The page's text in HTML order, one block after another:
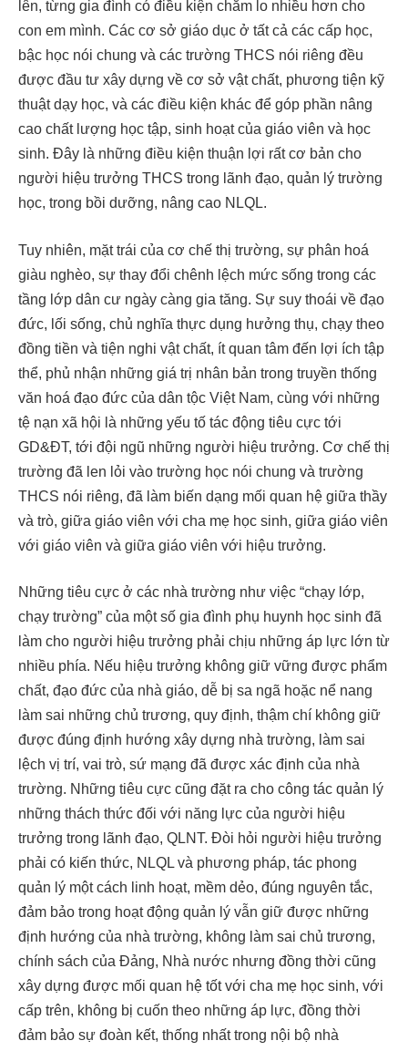
lên, từng gia đình có điều kiện chăm lo nhiều hơn cho
con em mình. Các cơ sở giáo dục ở tất cả các cấp học,
bậc học nói chung và các trường THCS nói riêng đều
được đầu tư xây dựng về cơ sở vật chất, phương tiện kỹ
thuật dạy học, và các điều kiện khác để góp phần nâng
cao chất lượng học tập, sinh hoạt của giáo viên và học
sinh. Đây là những điều kiện thuận lợi rất cơ bản cho
người hiệu trưởng THCS trong lãnh đạo, quản lý trường
học, trong bồi dưỡng, nâng cao NLQL.
Tuy nhiên, mặt trái của cơ chế thị trường, sự phân hoá
giàu nghèo, sự thay đổi chênh lệch mức sống trong các
tầng lớp dân cư ngày càng gia tăng. Sự suy thoái về đạo
đức, lối sống, chủ nghĩa thực dụng hưởng thụ, chạy theo
đồng tiền và tiện nghi vật chất, ít quan tâm đến lợi ích tập
thể, phủ nhận những giá trị nhân bản trong truyền thống
văn hoá đạo đức của dân tộc Việt Nam, cùng với những
tệ nạn xã hội là những yếu tố tác động tiêu cực tới
GD&ĐT, tới đội ngũ những người hiệu trưởng. Cơ chế thị
trường đã len lỏi vào trường học nói chung và trường
THCS nói riêng, đã làm biến dạng mối quan hệ giữa thầy
và trò, giữa giáo viên với cha mẹ học sinh, giữa giáo viên
với giáo viên và giữa giáo viên với hiệu trưởng.
Những tiêu cực ở các nhà trường như việc “chạy lớp,
chạy trường” của một số gia đình phụ huynh học sinh đã
làm cho người hiệu trưởng phải chịu những áp lực lớn từ
nhiều phía. Nếu hiệu trưởng không giữ vững được phẩm
chất, đạo đức của nhà giáo, dễ bị sa ngã hoặc nể nang
làm sai những chủ trương, quy định, thậm chí không giữ
được đúng định hướng xây dựng nhà trường, làm sai
lệch vị trí, vai trò, sứ mạng đã được xác định của nhà
trường. Những tiêu cực cũng đặt ra cho công tác quản lý
những thách thức đối với năng lực của người hiệu
trưởng trong lãnh đạo, QLNT. Đòi hỏi người hiệu trưởng
phải có kiến thức, NLQL và phương pháp, tác phong
quản lý một cách linh hoạt, mềm dẻo, đúng nguyên tắc,
đảm bảo trong hoạt động quản lý vẫn giữ được những
định hướng của nhà trường, không làm sai chủ trương,
chính sách của Đảng, Nhà nước nhưng đồng thời cũng
xây dựng được mối quan hệ tốt với cha mẹ học sinh, với
cấp trên, không bị cuốn theo những áp lực, đồng thời
đảm bảo sự đoàn kết, thống nhất trong nội bộ nhà